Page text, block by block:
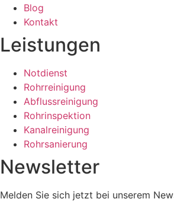
Blog
Kontakt
Leistungen
Notdienst
Rohrreinigung
Abflussreinigung
Rohrinspektion
Kanalreinigung
Rohrsanierung
Newsletter
Melden Sie sich jetzt bei unserem